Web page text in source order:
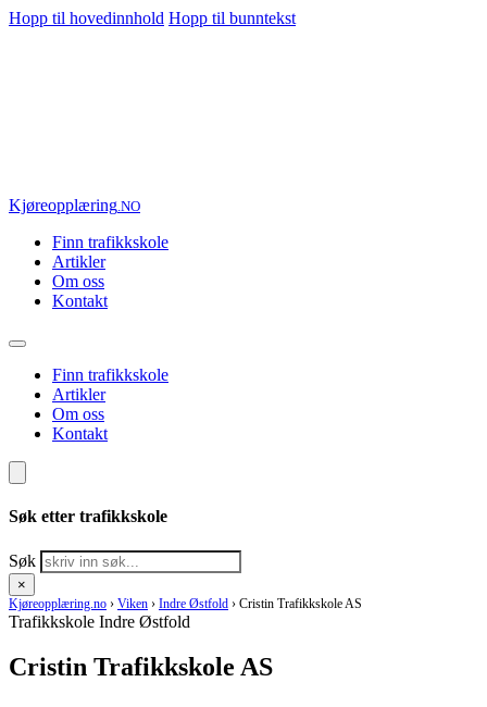
Hopp til hovedinnhold Hopp til bunntekst
Kjøreopplæring.NO
Finn trafikkskole
Artikler
Om oss
Kontakt
Finn trafikkskole
Artikler
Om oss
Kontakt
Søk etter trafikkskole
Søk
×
Kjøreopplæring.no › Viken › Indre Østfold › Cristin Trafikkskole AS
Trafikkskole Indre Østfold
Cristin Trafikkskole AS